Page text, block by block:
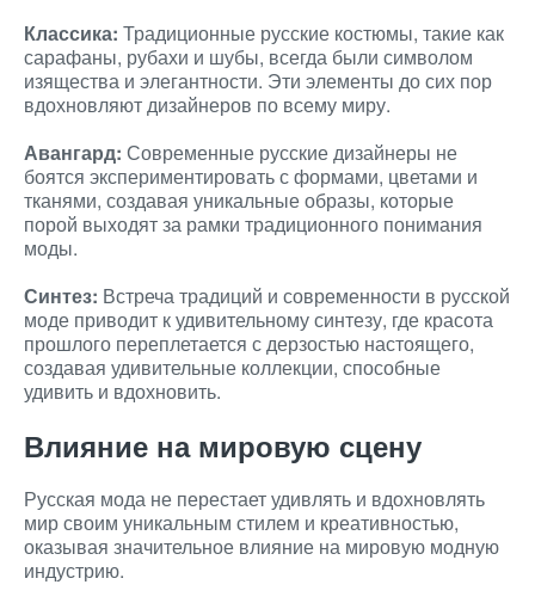
Классика: Традиционные русские костюмы, такие как
сарафаны, рубахи и шубы, всегда были символом
изящества и элегантности. Эти элементы до сих пор
вдохновляют дизайнеров по всему миру.
Авангард: Современные русские дизайнеры не
боятся экспериментировать с формами, цветами и
тканями, создавая уникальные образы, которые
порой выходят за рамки традиционного понимания
моды.
Синтез: Встреча традиций и современности в русской
моде приводит к удивительному синтезу, где красота
прошлого переплетается с дерзостью настоящего,
создавая удивительные коллекции, способные
удивить и вдохновить.
Влияние на мировую сцену
Русская мода не перестает удивлять и вдохновлять
мир своим уникальным стилем и креативностью,
оказывая значительное влияние на мировую модную
индустрию.